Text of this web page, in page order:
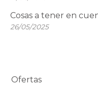
Cosas a tener en
26/05/2025
Ofertas